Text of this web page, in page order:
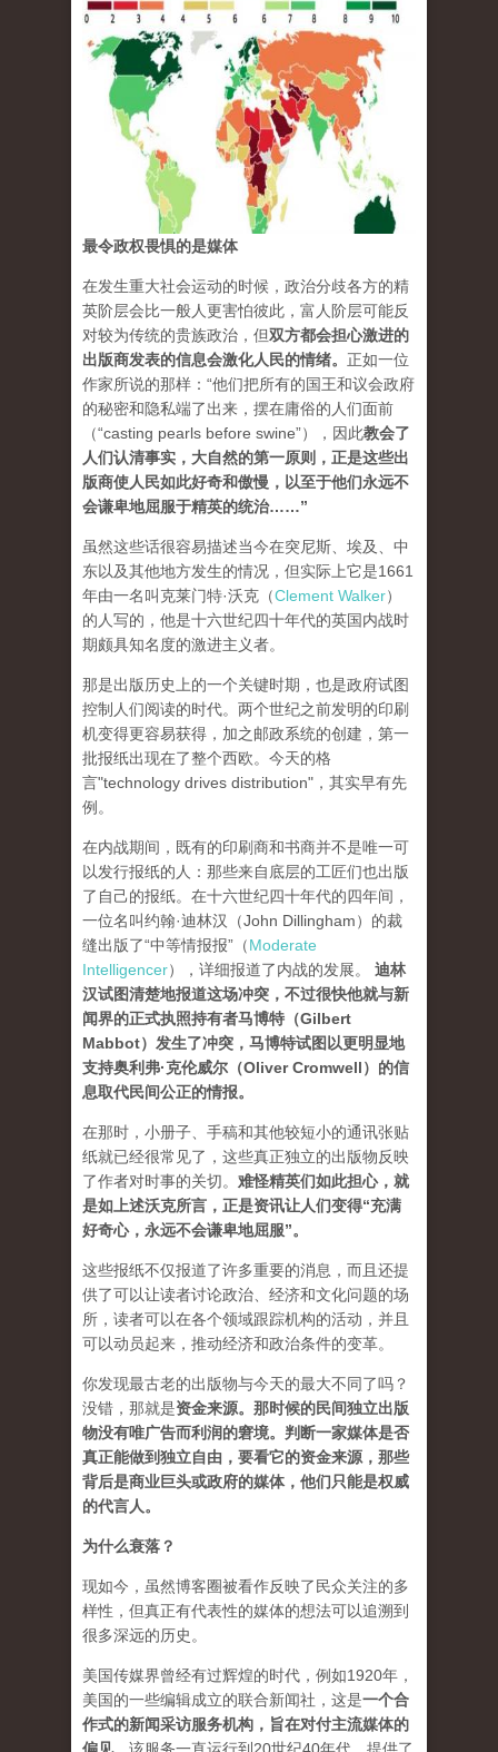
最令政权畏惧的是媒体
在发生重大社会运动的时候，政治分歧各方的精
英阶层会比一般人更害怕彼此，富人阶层可能反
对较为传统的贵族政治，但双方都会担心激进的
出版商发表的信息会激化人民的情绪。 正如一位
作家所说的那样：“他们把所有的国王和议会政府
的秘密和隐私端了出来，摆在庸俗的人们面前
（“casting pearls before swine”），因此教会了
人们认清事实，大自然的第一原则，正是这些出
版商使人民如此好奇和傲慢，以至于他们永远不
会谦卑地屈服于精英的统治……”
虽然这些话很容易描述当今在突尼斯、埃及、中
东以及其他地方发生的情况，但实际上它是1661
年由一名叫克莱门特·沃克（Clement Walker）
的人写的，他是十六世纪四十年代的英国内战时
期颇具知名度的激进主义者。
那是出版历史上的一个关键时期，也是政府试图
控制人们阅读的时代。两个世纪之前发明的印刷
机变得更容易获得，加之邮政系统的创建，第一
批报纸出现在了整个西欧。今天的格
言"technology drives dis­tribution"，其实早有先
例。
在内战期间，既有的印刷商和书商并不是唯一可
以发行报纸的人：那些来自底层的工匠们也出版
了自己的报纸。在十六世纪四十年代的四年间，
一位名叫约翰·迪林汉（John Dillingham）的裁
缝出版了“中等情报报”（Moderate
Intelligencer），详细报道了内战的发展。 迪林
汉试图清楚地报道这场冲突，不过很快他就与新
闻界的正式执照持有者马博特（Gilbert
Mabbot）发生了冲突，马博特试图以更明显地
支持奥利弗·克伦威尔（Oliver Cromwell）的信
息取代民间公正的情报。
在那时，小册子、手稿和其他较短小的通讯张贴
纸就已经很常见了，这些真正独立的出版物反映
了作者对时事的关切。 难怪精英们如此担心，就
是如上述沃克所言，正是资讯让人们变得“充满
好奇心，永远不会谦卑地屈服”。
这些报纸不仅报道了许多重要的消息，而且还提
供了可以让读者讨论政治、经济和文化问题的场
所，读者可以在各个领域跟踪机构的活动，并且
可以动员起来，推动经济和政治条件的变革。
你发现最古老的出版物与今天的最大不同了吗？
没错，那就是资金来源。 那时候的民间独立出版
物没有唯广告而利润的窘境。判断一家媒体是否
真正能做到独立自由，要看它的资金来源，那些
背后是商业巨头或政府的媒体，他们只能是权威
的代言人。
为什么衰落？
现如今，虽然博客圈被看作反映了民众关注的多
样性，但真正有代表性的媒体的想法可以追溯到
很多深远的历史。
美国传媒界曾经有过辉煌的时代，例如1920年，
美国的一些编辑成立的联合新闻社，这是一个合
作式的新闻采访服务机构，旨在对付主流媒体的